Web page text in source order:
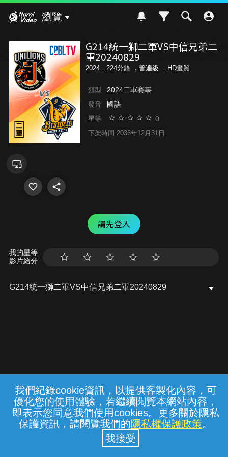
我們紀錄cookie資訊，以提供客製化內容，可
優化您的使用體驗，若繼續閱覽本網站內容，
即表示您同意我們使用cookies。更多關於隱私
保護資訊，請閱覽我們的隱私權保護政策。
瀏覽
G214統一獅二軍VS中信兄弟二
軍20240829
2024．224分鐘 ． 普遍級 ．HD畫質
類型 2024二軍賽事
發音 國語
星等 0
下架時間 2036年12月31日
請先登入
我的星等
影片給分
G214統一獅二軍VS中信兄弟二軍20240829
常見問題 線上客服 服務條款 隱私權保護
中華電信股份有限公司個人家庭分公司
(統一編號：96979949) © 2026
{{notifyMsg}}